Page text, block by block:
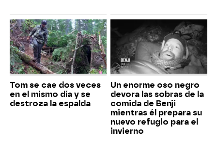
Tom se cae dos veces
en el mismo día y se
destroza la espalda
Un enorme oso negro
devora las sobras de la
comida de Benji
mientras él prepara su
nuevo refugio para el
invierno